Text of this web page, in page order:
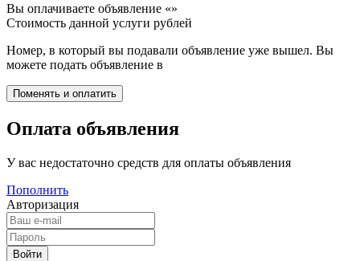
Вы оплачиваете объявление «»
Стоимость данной услуги рублей
Номер, в который вы подавали объявление уже вышел. Вы
можете подать объявление в
Оплата объявления
У вас недостаточно средств для оплаты объявления
Пополнить
Авторизация